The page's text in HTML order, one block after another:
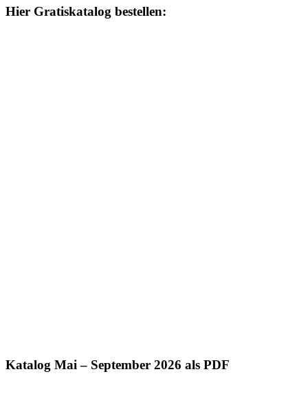
Hier Gratiskatalog bestellen:
Katalog Mai – September 2026 als PDF